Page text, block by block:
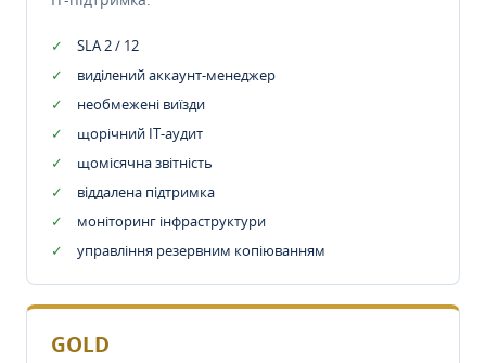
SLA 2 / 12
виділений аккаунт-менеджер
необмежені виїзди
щорічний IT-аудит
щомісячна звітність
віддалена підтримка
моніторинг інфраструктури
управління резервним копіюванням
GOLD